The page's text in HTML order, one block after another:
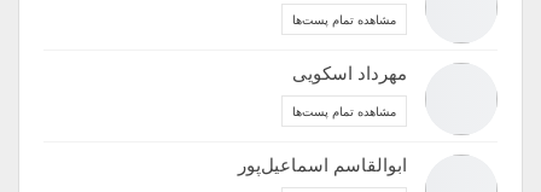
مشاهده تمام پست‌ها
مهرداد اسکویی
مشاهده تمام پست‌ها
ابوالقاسم اسماعیل‌پور